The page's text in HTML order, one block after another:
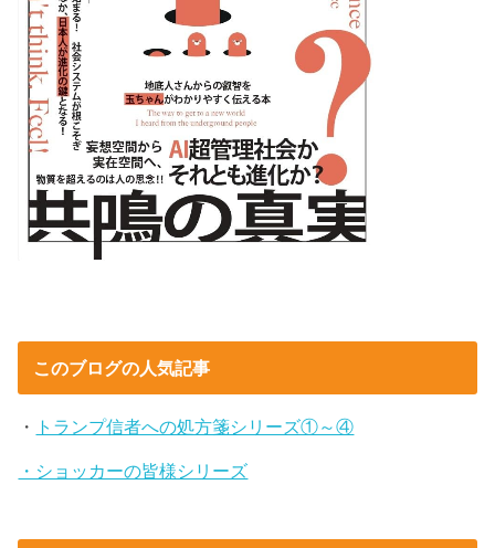
このブログの人気記事
・ トランプ信者への処方箋シリーズ①～④
・ショッカーの皆様シリーズ